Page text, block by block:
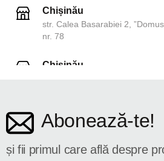
Chișinău
str. Calea Basarabiei 2,
nr. 78
Chișinău
Abonează-te!
și fii primul care află despre